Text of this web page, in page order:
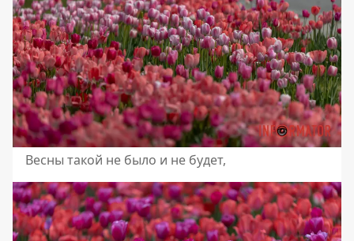
Весны такой не было и не будет,